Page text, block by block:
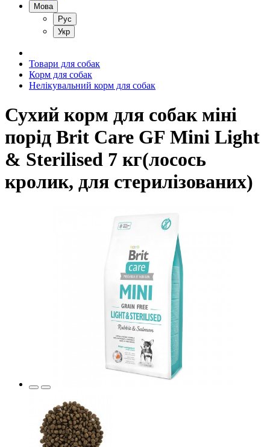
Мова
Рус
Укр
Товари для собак
Корм для собак
Нелікувальний корм для собак
Сухий корм для собак міні
порід Brit Care GF Mini Light
& Sterilised 7 кг(лосось
кролик, для стерилізованих)